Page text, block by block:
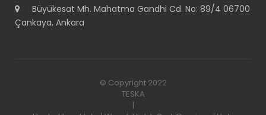
Büyükesat Mh. Mahatma Gandhi Cd. No: 89/4 06700
Çankaya, Ankara
© Copyright 2022
TESKA
|